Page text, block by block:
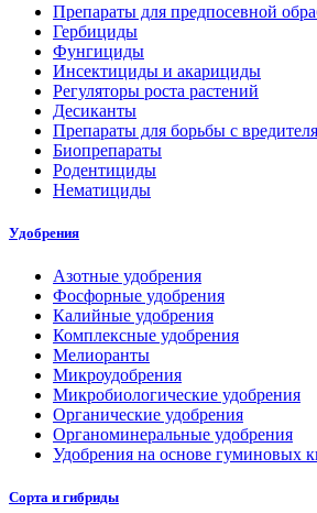
Препараты для предпосевной
Гербициды
Фунгициды
Инсектициды и акарициды
Регуляторы роста растений
Десиканты
Препараты для борьбы с
Биопрепараты
Родентициды
Нематициды
Удобрения
Азотные удобрения
Фосфорные удобрения
Калийные удобрения
Комплексные удобрения
Мелиоранты
Микроудобрения
Микробиологические удобрения
Органические удобрения
Органоминеральные удобрения
Удобрения на основе гуминовых
Сорта и гибриды